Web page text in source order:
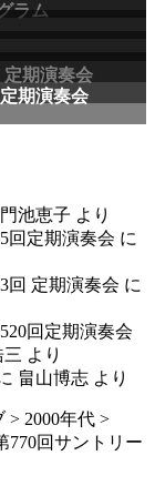
ラム
定期演奏会
期演奏会
門池恵子 より
回定期演奏会 に
回 定期演奏会 に
回定期演奏会
三 より
畠山博志 より
> 2000年代 >
770回サントリー